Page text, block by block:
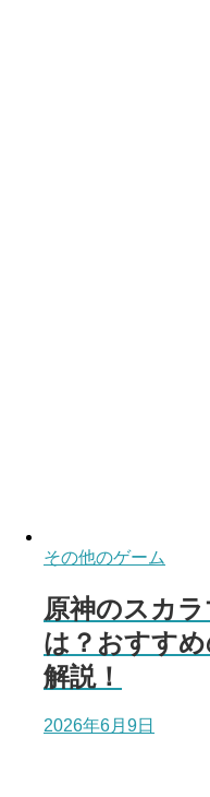
その他のゲーム
原神のスカ
は？おすす
解説！
2026年6月9日